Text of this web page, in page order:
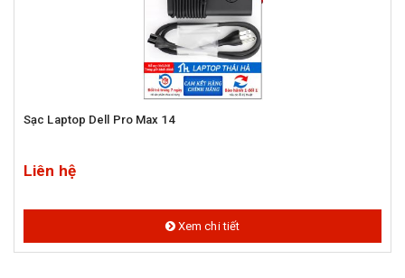
Sạc Laptop Dell Pro Max 14
Liên hệ
Xem chi tiết